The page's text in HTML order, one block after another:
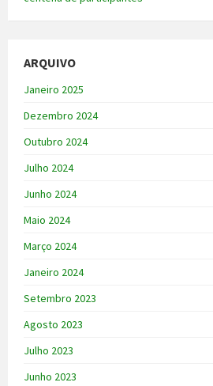
ARQUIVO
Janeiro 2025
Dezembro 2024
Outubro 2024
Julho 2024
Junho 2024
Maio 2024
Março 2024
Janeiro 2024
Setembro 2023
Agosto 2023
Julho 2023
Junho 2023